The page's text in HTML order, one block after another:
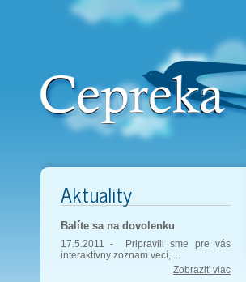
Aktuality
Balíte sa na dovolenku
17.5.2011 - Pripravili sme pre vás
interaktívny zoznam vecí, ...
Zobraziť viac